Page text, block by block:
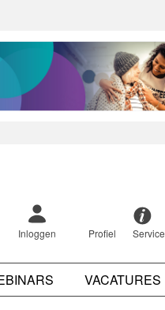
Inloggen Profiel Service
VACATURES